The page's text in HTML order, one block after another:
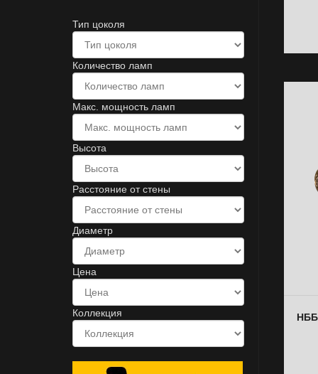
Тип цоколя
Количество ламп
Макс. мощность ламп
Высота
Расстояние от стены
Диаметр
Цена
Коллекция НББ